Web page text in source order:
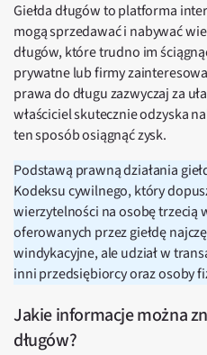
Giełda długów to platforma
mogą sprzedawać i nabywać
długów, które trudno im
prywatne lub firmy
prawa do długu zazwyczaj za
właściciel skutecznie odzyska
ten sposób osiągnąć zysk.
Podstawą prawną działania
Kodeksu cywilnego, który
wierzytelności na osobę trzecią
oferowanych przez giełdę
windykacyjne, ale udział w
inni przedsiębiorcy oraz osoby
Jakie informacje można
długów?